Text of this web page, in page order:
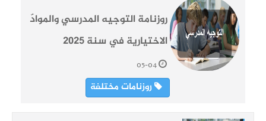
روزنامة التوجيه المدرسي والموادّ
الاختيارية في سنة 2025
05-04
روزنامات مختلفة